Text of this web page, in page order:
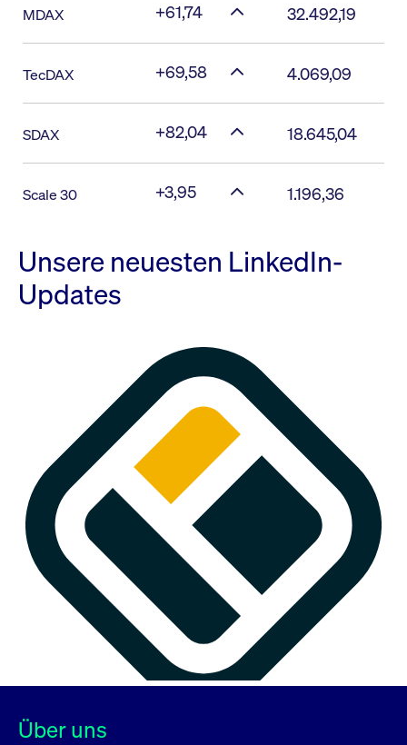
MDAX +61,74 32.492,19
TecDAX +69,58 4.069,09
SDAX +82,04 18.645,04
Scale 30 +3,95 1.196,36
Unsere neuesten LinkedIn-
Updates
Über uns